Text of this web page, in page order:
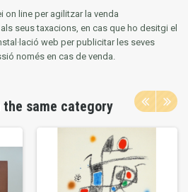
on line per agilitzar la venda
seus taxacions, en cas que ho desitgi el
web per publicitar les seves
només en cas de venda.
same category